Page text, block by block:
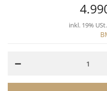
inkl. 19%